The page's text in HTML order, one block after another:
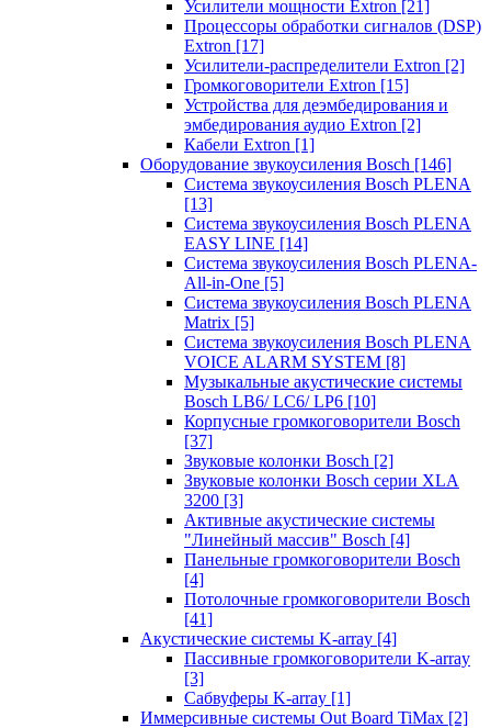
Усилители мощности Extron [21]
Процессоры обработки сигналов (DSP)
Extron [17]
Усилители-распределители Extron [2]
Громкоговорители Extron [15]
Устройства для деэмбедирования и
эмбедирования аудио Extron [2]
Кабели Extron [1]
Оборудование звукоусиления Bosch [146]
Система звукоусиления Bosch PLENA
[13]
Система звукоусиления Bosch PLENA
EASY LINE [14]
Система звукоусиления Bosch PLENA-
All-in-One [5]
Система звукоусиления Bosch PLENA
Matrix [5]
Система звукоусиления Bosch PLENA
VOICE ALARM SYSTEM [8]
Музыкальные акустические системы
Bosch LB6/ LC6/ LP6 [10]
Корпусные громкоговорители Bosch
[37]
Звуковые колонки Bosch [2]
Звуковые колонки Bosch серии XLA
3200 [3]
Активные акустические системы
"Линейный массив" Bosch [4]
Панельные громкоговорители Bosch
[4]
Потолочные громкоговорители Bosch
[41]
Акустические системы K-array [4]
Пассивные громкоговорители K-array
[3]
Сабвуферы K-array [1]
Иммерсивные системы Out Board TiMax [2]